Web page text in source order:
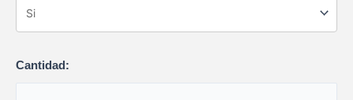
Cantidad: